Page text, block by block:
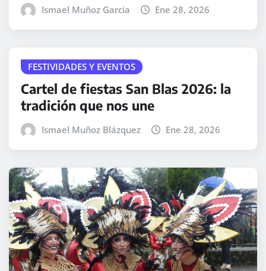
Ismael Muñoz Garcia Ene 28, 2026
FESTIVIDADES Y EVENTOS
Cartel de fiestas San Blas 2026: la
tradición que nos une
Ismael Muñoz Blázquez Ene 28, 2026